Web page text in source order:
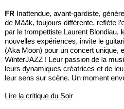
FR Inattendue, avant-gardiste,
de Mâäk, toujours différente, reflète
par le trompettiste Laurent Blondiau,
nouvelles expériences, invite le
(Aka Moon) pour un concert unique,
WinterJAZZ ! Leur passion de la
leurs dynamiques créatrices et de
leur sens sur scène. Un moment
Lire la critique du Soir